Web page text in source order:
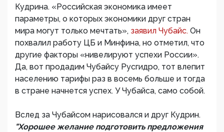
Кудрина. «Российская экономика имеет
параметры, о которых экономики друг стран
мира могут только мечтать», заявил Чубайс. Он
похвалил работу ЦБ и Минфина, но отметил, что
другие факторы «нивелируют успехи России».
Да, вот продадим Чубайсу Русгидро, тот влепит
населению тарифы раз в восемь больше и тогда
в стране начнется успех. У Чубайса, само собой.
Вслед за Чубайсом нарисовался и друг Кудрин.
"Хорошее желание подготовить предложения